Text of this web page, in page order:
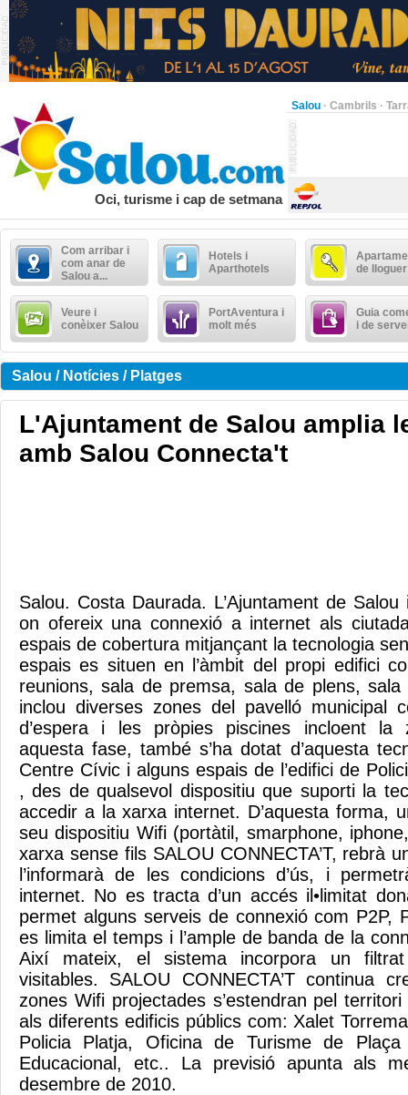
Salou · Cambrils ·
Oci, turisme i cap de setmana
Com arribar i
com anar de
Salou a...
Hotels i
Aparthotels
de lloguer
Veure i
conèixer Salou
PortAventura i
molt més
Guia
i de
Salou / Notícies / Platges
L'Ajuntament de Salou amplia
amb Salou Connecta't
Salou. Costa Daurada. L’Ajuntament de
on ofereix una connexió a internet als
espais de cobertura mitjançant la tecnologia
espais es situen en l’àmbit del propi edifici
reunions, sala de premsa, sala de plens,
inclou diverses zones del pavelló municipal
d’espera i les pròpies piscines incloent la
aquesta fase, també s’ha dotat d’aquesta
Centre Cívic i alguns espais de l’edifici de
, des de qualsevol dispositiu que suporti la
accedir a la xarxa internet. D’aquesta forma,
seu dispositiu Wifi (portàtil, smarphone,
xarxa sense fils SALOU CONNECTA’T, rebrà
l’informarà de les condicions d’ús, i
internet. No es tracta d’un accés il•limitat
permet alguns serveis de connexió com P2P,
es limita el temps i l’ample de banda de la
Així mateix, el sistema incorpora un
visitables. SALOU CONNECTA’T continua
zones Wifi projectades s’estendran pel
als diferents edificis públics com: Xalet
Policia Platja, Oficina de Turisme de
Educacional, etc.. La previsió apunta als
desembre de 2010.